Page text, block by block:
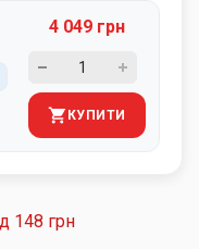
4 049 грн
КУПИТИ
від 148 грн